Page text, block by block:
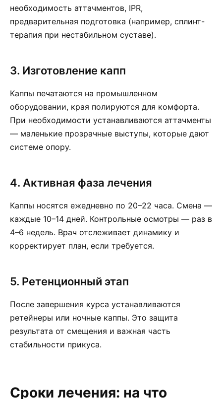
необходимость аттачментов, IPR,
предварительная подготовка (например, сплинт-
терапия при нестабильном суставе).
3. Изготовление капп
Каппы печатаются на промышленном
оборудовании, края полируются для комфорта.
При необходимости устанавливаются аттачменты
— маленькие прозрачные выступы, которые дают
системе опору.
4. Активная фаза лечения
Каппы носятся ежедневно по 20–22 часа. Смена —
каждые 10–14 дней. Контрольные осмотры — раз в
4–6 недель. Врач отслеживает динамику и
корректирует план, если требуется.
5. Ретенционный этап
После завершения курса устанавливаются
ретейнеры или ночные каппы. Это защита
результата от смещения и важная часть
стабильности прикуса.
Сроки лечения: на что